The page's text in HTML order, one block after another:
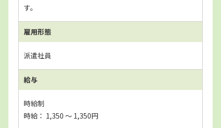
す。
雇用形態
派遣社員
給与
時給制
時給： 1,350 〜 1,350円